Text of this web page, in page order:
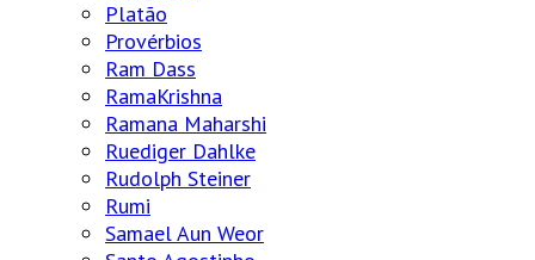
Platão
Provérbios
Ram Dass
RamaKrishna
Ramana Maharshi
Ruediger Dahlke
Rudolph Steiner
Rumi
Samael Aun Weor